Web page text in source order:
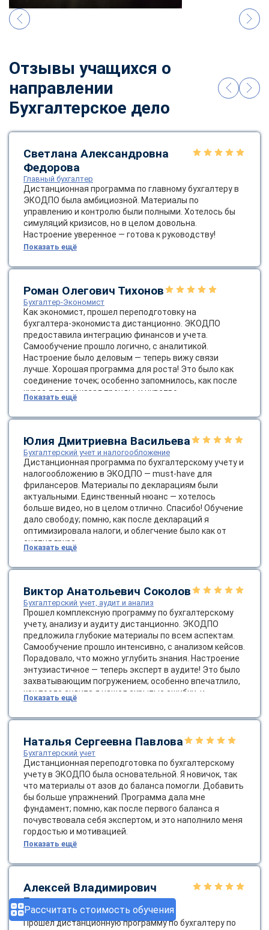
Рассчитать стоимость обучения
Отзывы учащихся о
направлении
Бухгалтерское дело
Светлана Александровна
Федорова
Главный бухгалтер
Дистанционная программа по главному бухгалтеру в
ЭКОДПО была амбициозной. Материалы по
управлению и контролю были полными. Хотелось бы
симуляций кризисов, но в целом довольна.
Настроение уверенное — готова к руководству!
Показать ещё
Роман Олегович Тихонов
Бухгалтер-Экономист
Как экономист, прошел переподготовку на
бухгалтера-экономиста дистанционно. ЭКОДПО
предоставила интеграцию финансов и учета.
Самообучение прошло логично, с аналитикой.
Настроение было деловым — теперь вижу связи
лучше. Хорошая программа для роста! Это было как
соединение точек; особенно запомнилось, как после
курса я предсказал тренды, и чувство
проницательности было восхитительным.
Показать ещё
Юлия Дмитриевна Васильева
Бухгалтерский учет и налогообложение
Дистанционная программа по бухгалтерскому учету и
налогообложению в ЭКОДПО — must-have для
фрилансеров. Материалы по декларациям были
актуальными. Единственный нюанс — хотелось
больше видео, но в целом отлично. Спасибо! Обучение
дало свободу; помню, как после деклараций я
оптимизировала налоги, и облегчение было как от
снятия груза.
Показать ещё
Виктор Анатольевич Соколов
Бухгалтерский учет, аудит и анализ
Прошел комплексную программу по бухгалтерскому
учету, анализу и аудиту дистанционно. ЭКОДПО
предложила глубокие материалы по всем аспектам.
Самообучение прошло интенсивно, с анализом кейсов.
Порадовало, что можно углубить знания. Настроение
энтузиастичное — теперь эксперт в аудите! Это было
захватывающим погружением; особенно впечатлило,
как после аудита я нашел скрытые ошибки, и
адреналин от этого был как от детектива.
Показать ещё
Наталья Сергеевна Павлова
Бухгалтерский учет
Дистанционная переподготовка по бухгалтерскому
учету в ЭКОДПО была основательной. Я новичок, так
что материалы от азов до баланса помогли. Добавить
бы больше упражнений. Программа дала мне
фундамент; помню, как после первого баланса я
почувствовала себя экспертом, и это наполнило меня
гордостью и мотивацией.
Показать ещё
Алексей Владимирович
Григорьев
Бухгалтер по заработной плате
Прошел дистанционную программу по бухгалтеру по